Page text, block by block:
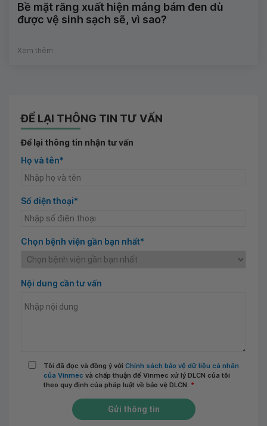
Bề mặt răng xuất hiện mảng bám đen dù
được vệ sinh sạch sẽ, vì sao?
Xem thêm
ĐỂ LẠI THÔNG TIN TƯ VẤN
Để lại thông tin nhận tư vấn
Họ và tên*
Số điện thoại*
Chọn bệnh viện gần bạn nhất*
Nội dung cần tư vấn
Tôi đã đọc và đồng ý với Chính sách bảo vệ dữ liệu cá nhân
của Vinmec và chấp thuận để Vinmec xử lý DLCN của tôi
theo quy định của pháp luật về bảo vệ DLCN. *
Gửi thông tin